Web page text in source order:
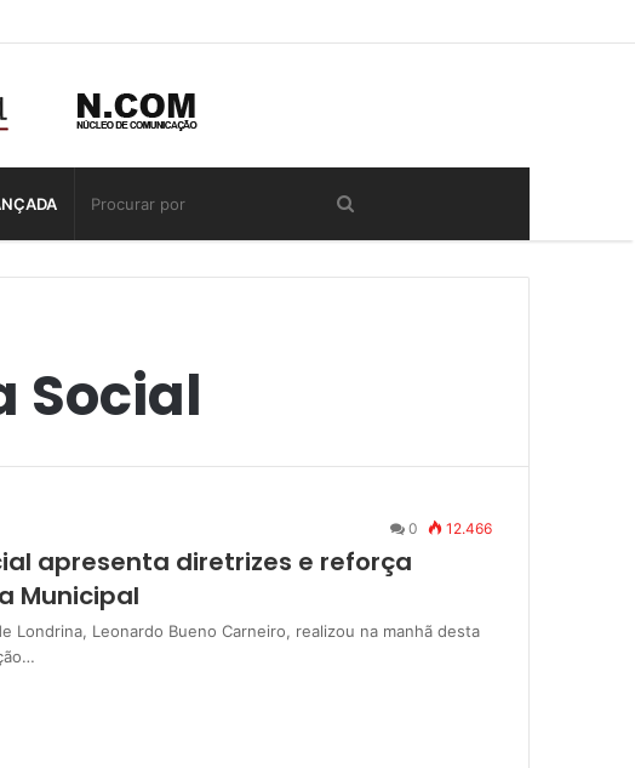
Social
0 12.466
apresenta diretrizes e reforça
Municipal
Londrina, Leonardo Bueno Carneiro, realizou na manhã desta